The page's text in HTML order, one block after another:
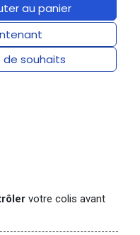
au panier
de souhaits
votre colis avant